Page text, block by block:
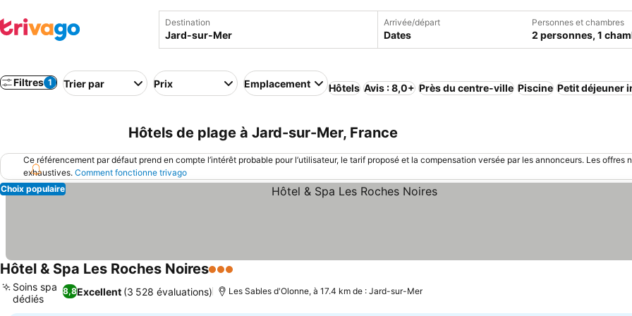
Destination Arrivée/départ
Dates
Personnes et chambres
2 personnes, 1
Filtres 1 Trier par Prix Emplacement Hôtels Avis : 8,0+ Près du centre-ville Piscine Petit déjeuner
Hôtels de plage à Jard-sur-Mer, France
Ce référencement par défaut prend en compte l’intérêt probable pour l’utilisateur, le tarif proposé et la compensation versée par les annonceurs. Les offres
exhaustives. Comment fonctionne trivago
Choix populaire
Hôtel & Spa Les Roches Noires3 Étoiles
8,8Excellent (3 528 évaluations)
Soins spa
dédiés
Les Sables d'Olonne, à 17.4 km de : Jard-sur-Mer